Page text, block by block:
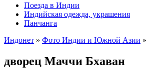
Поезда в Индии
Индийская одежда, украшения
Панчанга
Индонет » Фото Индии и Южной Азии »
дворец Маччи Бхаван